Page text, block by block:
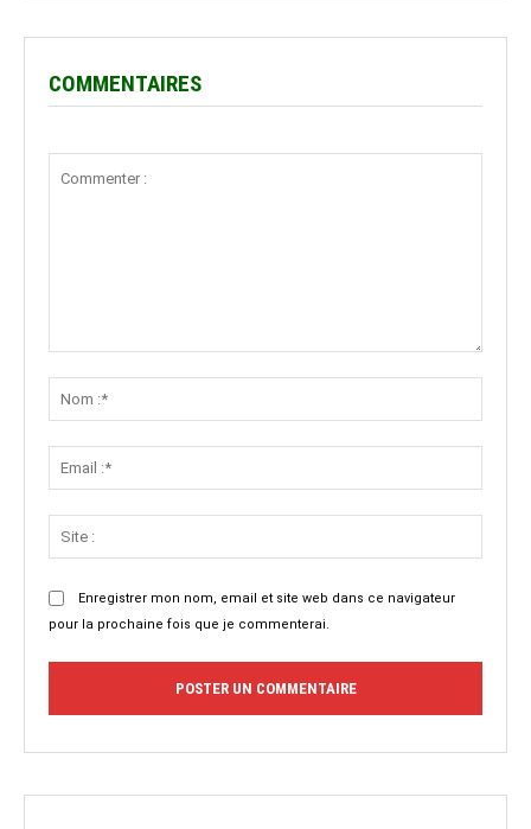
COMMENTAIRES
Enregistrer mon nom, email et site web dans ce navigateur
pour la prochaine fois que je commenterai.